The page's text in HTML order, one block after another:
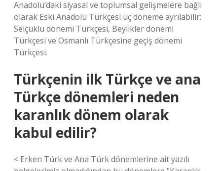
Anadolu’daki siyasal ve toplumsal gelişmelere bağlı
olarak Eski Anadolu Türkçesi üç döneme ayrılabilir:
Selçuklu dönemi Türkçesi, Beylikler dönemi
Türkçesi ve Osmanlı Türkçesine geçiş dönemi
Türkçesi.
Türkçenin ilk Türkçe ve ana
Türkçe dönemleri neden
karanlık dönem olarak
kabul edilir?
< Erken Türk ve Ana Türk dönemlerine ait yazılı